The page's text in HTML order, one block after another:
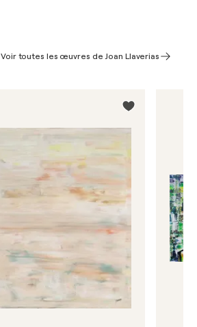
Voir toutes les œuvres de Joan Llaverias